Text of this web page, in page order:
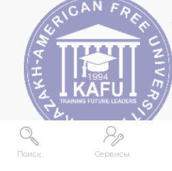
Поиск Сервисы